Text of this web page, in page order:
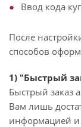
Ввод кода
После
способов
1) "Быстрый
Быстрый заказ
Вам лишь
информацией и